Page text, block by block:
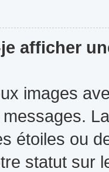
afficher
images
étoiles ou
statut sur